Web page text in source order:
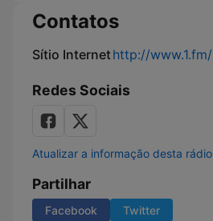
Contatos
Sítio Internethttp://www.1.fm/
Redes Sociais
Atualizar a informação desta rádio
Partilhar
Facebook Twitter